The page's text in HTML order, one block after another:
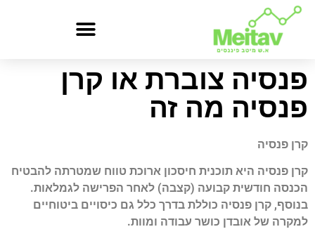
פנסיה צוברת או קרן
פנסיה מה זה
קרן פנסיה
קרן פנסיה היא תוכנית חיסכון ארוכת טווח שמטרתה להבטיח
הכנסה חודשית קבועה (קצבה) לאחר הפרישה לגמלאות.
בנוסף, קרן פנסיה כוללת בדרך כלל גם כיסויים ביטוחיים
למקרה של אובדן כושר עבודה ומוות.